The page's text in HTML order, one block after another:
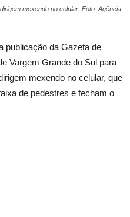
mexendo no celular. Foto: Agência
publicação da Gazeta de
Vargem Grande do Sul para
mexendo no celular, que
de pedestres e fecham o